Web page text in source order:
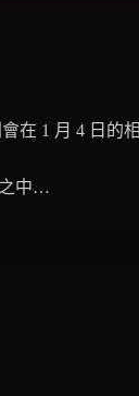
1 月 4 日的
之中…